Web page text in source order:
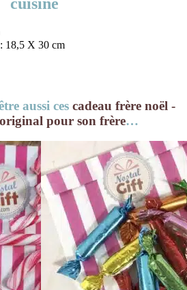
: 18,5 X 30 cm
aussi ces cadeau frère noël -
pour son frère…